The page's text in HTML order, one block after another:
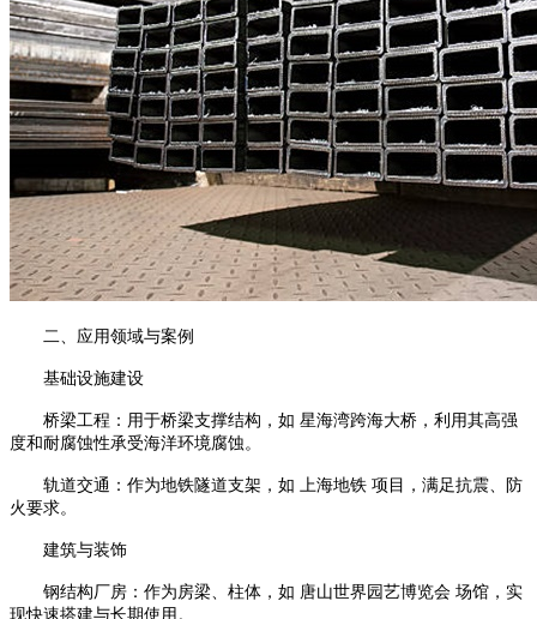
二、应用领域与案例
基础设施建设
桥梁工程：用于桥梁支撑结构，如 星海湾跨海大桥，利用其高强
度和耐腐蚀性承受海洋环境腐蚀。
轨道交通：作为地铁隧道支架，如 上海地铁 项目，满足抗震、防
火要求。
建筑与装饰
钢结构厂房：作为房梁、柱体，如 唐山世界园艺博览会 场馆，实
现快速搭建与长期使用。